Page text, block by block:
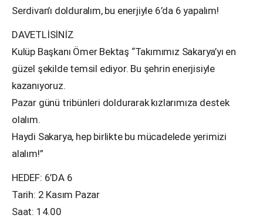
Serdivan’ı dolduralım, bu enerjiyle 6’da 6 yapalım!
DAVETLİSİNİZ
Kulüp Başkanı Ömer Bektaş “Takımımız Sakarya’yı en
güzel şekilde temsil ediyor. Bu şehrin enerjisiyle
kazanıyoruz.
Pazar günü tribünleri doldurarak kızlarımıza destek
olalım.
Haydi Sakarya, hep birlikte bu mücadelede yerimizi
alalım!”
HEDEF: 6’DA 6
Tarih: 2 Kasım Pazar
Saat: 14.00